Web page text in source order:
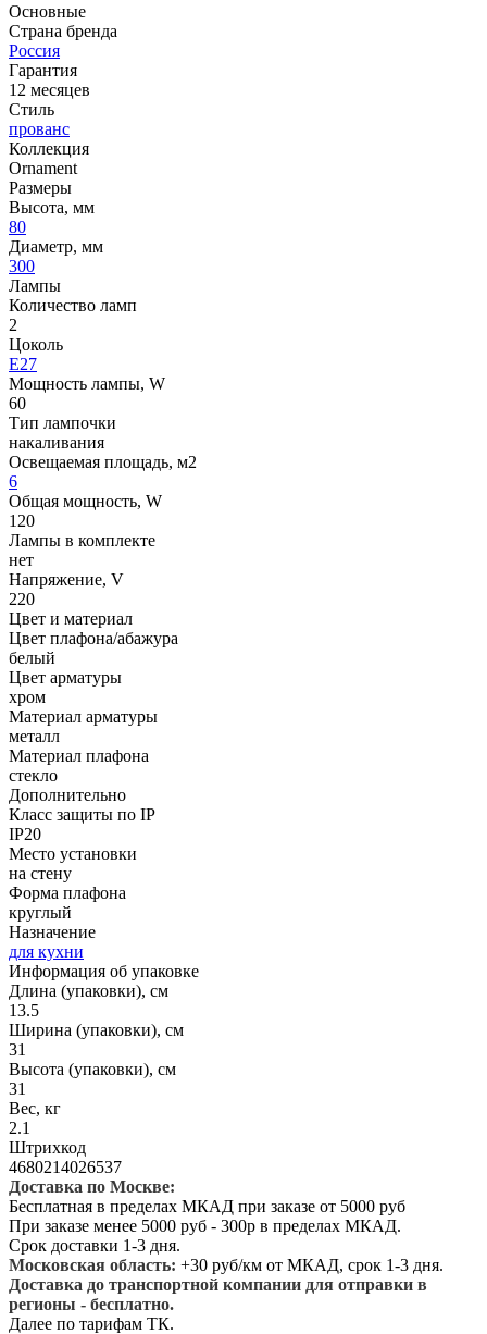
Основные
Страна бренда
Россия
Гарантия
12 месяцев
Стиль
прованс
Коллекция
Ornament
Размеры
Высота, мм
80
Диаметр, мм
300
Лампы
Количество ламп
2
Цоколь
E27
Мощность лампы, W
60
Тип лампочки
накаливания
Освещаемая площадь, м2
6
Общая мощность, W
120
Лампы в комплекте
нет
Напряжение, V
220
Цвет и материал
Цвет плафона/абажура
белый
Цвет арматуры
хром
Материал арматуры
металл
Материал плафона
стекло
Дополнительно
Класс защиты по IP
IP20
Место установки
на стену
Форма плафона
круглый
Назначение
для кухни
Информация об упаковке
Длина (упаковки), см
13.5
Ширина (упаковки), см
31
Высота (упаковки), см
31
Вес, кг
2.1
Штрихкод
4680214026537
Доставка по Москве:
Бесплатная в пределах МКАД при заказе от 5000 руб
При заказе менее 5000 руб - 300р в пределах МКАД.
Срок доставки 1-3 дня.
Московская область: +30 руб/км от МКАД, срок 1-3 дня.
Доставка до транспортной компании для отправки в
регионы - бесплатно.
Далее по тарифам ТК.